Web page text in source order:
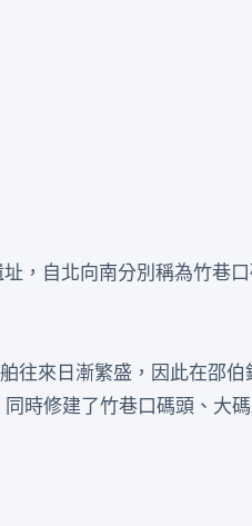
，自北向南分別稱為竹巷
往來日漸繁盛，因此在邵
時修建了竹巷口碼頭、大